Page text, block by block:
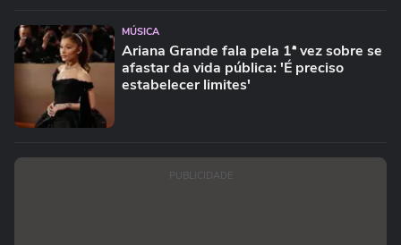
MÚSICA
Ariana Grande fala pela 1ª vez sobre se
afastar da vida pública: 'É preciso
estabelecer limites'
PUBLICIDADE